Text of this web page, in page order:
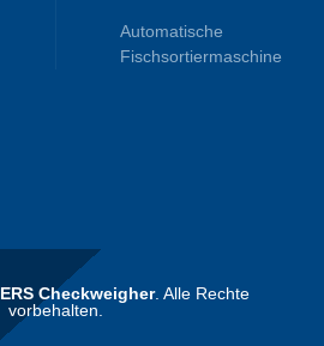
Automatische
Fischsortiermaschine
ERS Checkweigher. Alle Rechte
vorbehalten.